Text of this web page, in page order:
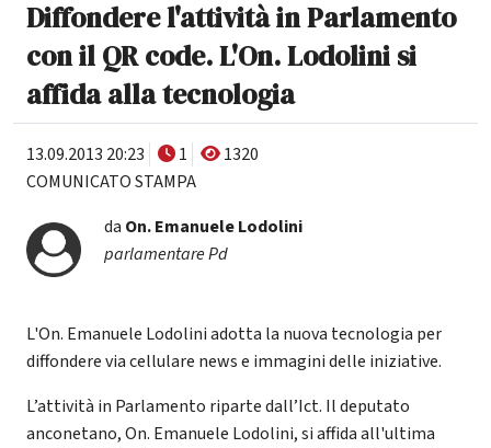
Diffondere l'attività in Parlamento
con il QR code. L'On. Lodolini si
affida alla tecnologia
13.09.2013 20:23 1
1320
COMUNICATO STAMPA
da On.Emanuele Lodolini
parlamentare Pd
L'On. Emanuele Lodolini adotta la nuova tecnologia per
diffondere via cellulare news e immagini delle iniziative.
L’attività in Parlamento riparte dall’Ict. Il deputato
anconetano, On. Emanuele Lodolini, si affida all'ultima